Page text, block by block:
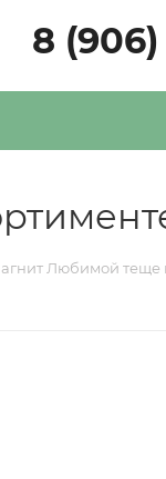
8 (906)
Любимой теще